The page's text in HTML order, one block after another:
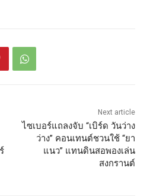
Next article
ไซเบอร์แถลงจับ “เบิร์ด วันว่าง
ว่าง” คอนเทนต์ชวนใช้ “ยา
แนว” แทนดินสอพองเล่น
สงกรานต์